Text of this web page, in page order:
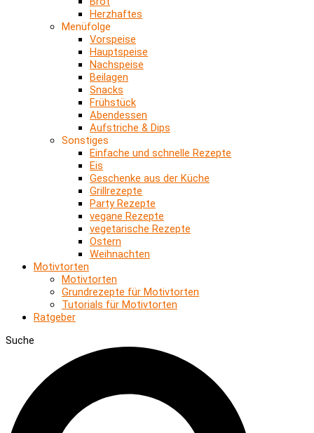
Herzhaftes
Menüfolge
Vorspeise
Hauptspeise
Nachspeise
Beilagen
Snacks
Frühstück
Abendessen
Aufstriche & Dips
Sonstiges
Einfache und schnelle Rezepte
Eis
Geschenke aus der Küche
Grillrezepte
Party Rezepte
vegane Rezepte
vegetarische Rezepte
Ostern
Weihnachten
Motivtorten
Motivtorten
Grundrezepte für Motivtorten
Tutorials für Motivtorten
Ratgeber
Suche